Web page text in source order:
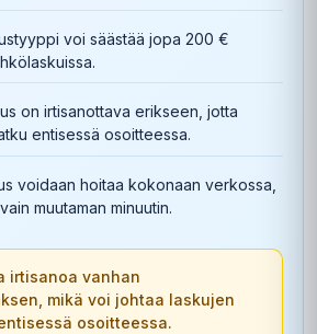
voi säästää jopa 200 €
on irtisanottava erikseen, jotta
entisessä osoitteessa.
voidaan hoitaa kokonaan verkossa,
muutaman minuutin.
irtisanoa vanhan
mikä voi johtaa laskujen
osoitteessa.